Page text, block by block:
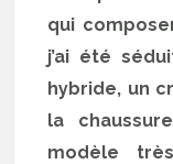
qui
j’ai été
hybride, un
la
modèle